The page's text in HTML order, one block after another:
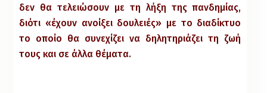
δεν θα τελειώσουν με τη λήξη της πανδημίας,
διότι «έχουν ανοίξει δουλειές» με το διαδίκτυο
το οποίο θα συνεχίζει να δηλητηριάζει τη ζωή
τους και σε άλλα θέματα.